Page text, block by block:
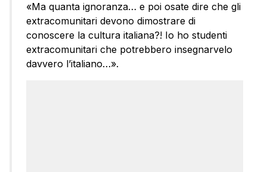
«Ma quanta ignoranza… e poi osate dire che gli
extracomunitari devono dimostrare di
conoscere la cultura italiana?! Io ho studenti
extracomunitari che potrebbero insegnarvelo
davvero l’italiano…».